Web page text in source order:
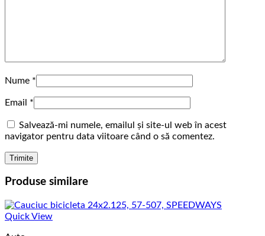
Nume *
Email *
Salvează-mi numele, emailul și site-ul web în acest
navigator pentru data viitoare când o să comentez.
Produse similare
Quick View